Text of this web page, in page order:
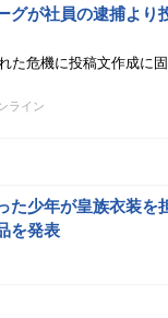
グが社員の逮捕より
た危機に投稿文作成に
ライン
た少年が皇族衣装を
を発表